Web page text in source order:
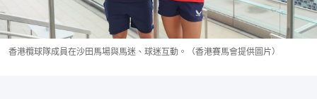
香港欖球隊成員在沙田馬場與馬迷、球迷互動。（香港賽馬會提供圖片）